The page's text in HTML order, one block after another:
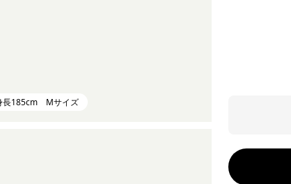
長185cm Mサイズ